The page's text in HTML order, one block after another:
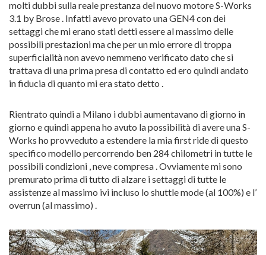
molti dubbi sulla reale prestanza del nuovo motore S-Works
3.1 by Brose . Infatti avevo provato una GEN4 con dei
settaggi che mi erano stati detti essere al massimo delle
possibili prestazioni ma che per un mio errore di troppa
superficialità non avevo nemmeno verificato dato che si
trattava di una prima presa di contatto ed ero quindi andato
in fiducia di quanto mi era stato detto .
Rientrato quindi a Milano i dubbi aumentavano di giorno in
giorno e quindi appena ho avuto la possibilità di avere una S-
Works ho provveduto a estendere la mia first ride di questo
specifico modello percorrendo ben 284 chilometri in tutte le
possibili condizioni , neve compresa . Ovviamente mi sono
premurato prima di tutto di alzare i settaggi di tutte le
assistenze al massimo ivi incluso lo shuttle mode (al 100%) e l’
overrun (al massimo) .